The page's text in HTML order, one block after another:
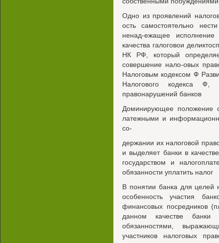
Одно из проявлений
ость самостоятельно
ненад-ежащее
качества галоговои
НК РФ, который
совершение нало-овых
Налоговым кодексом Ф
Налогового кодекса Ф,
правонарушений банков
Доминирующее положение
латежными и
со-
держании их налоговой
и выделяет банки в
государством и
обязанности уплатить налог
В понятии банка для целей
особенность участия
финансовых посредников
данном качестве банки
обязанностями,
участников налоговых